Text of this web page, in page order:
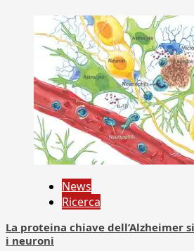
News
Ricerca
La proteina chiave dell’Alzheimer
i neuroni